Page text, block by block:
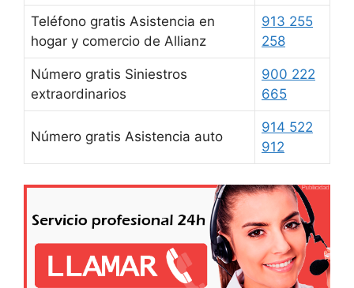
Teléfono gratis Asistencia en
hogar y comercio de Allianz
913 255
258
Número gratis Siniestros
extraordinarios
900 222
665
Número gratis Asistencia auto
914 522
912